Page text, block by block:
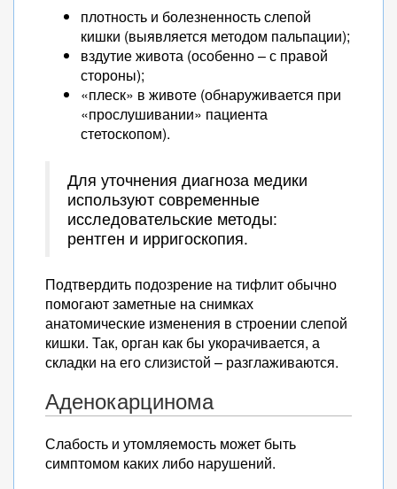
плотность и болезненность слепой
кишки (выявляется методом пальпации);
вздутие живота (особенно – с правой
стороны);
«плеск» в животе (обнаруживается при
«прослушивании» пациента
стетоскопом).
Для уточнения диагноза медики
используют современные
исследовательские методы:
рентген и ирригоскопия.
Подтвердить подозрение на тифлит обычно
помогают заметные на снимках
анатомические изменения в строении слепой
кишки. Так, орган как бы укорачивается, а
складки на его слизистой – разглаживаются.
Аденокарцинома
Слабость и утомляемость может быть
симптомом каких либо нарушений.